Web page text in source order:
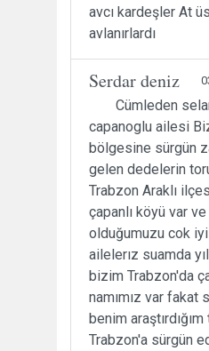
avcı kardeşler At
avlanırlardı
Serdar deniz
Cümleden
capanoglu ailesi
bölgesine sürgün
gelen dedelerin
Trabzon Araklı
çapanlı köyü var
olduğumuzu cok
ailelerız suamda
bizim Trabzon'da
namımız var fakat
benim
Trabzon'a sürgün